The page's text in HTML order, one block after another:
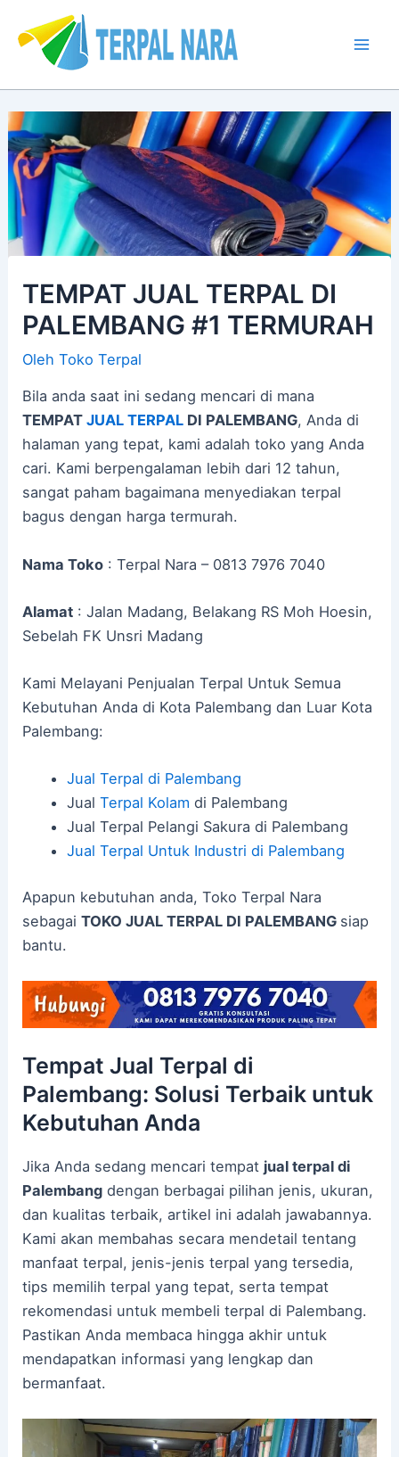
konten
TEMPAT JUAL TERPAL DI
PALEMBANG #1 TERMURAH
OlehToko Terpal
Bila anda saat ini sedang mencari di mana
TEMPATJUAL TERPAL DI PALEMBANG, Anda di
halaman yang tepat, kami adalah toko yang Anda
cari. Kami berpengalaman lebih dari 12 tahun,
sangat paham bagaimana menyediakan terpal
bagus dengan harga termurah.
Nama Toko : Terpal Nara – 0813 7976 7040
Alamat : Jalan Madang, Belakang RS Moh Hoesin,
Sebelah FK Unsri Madang
Kami Melayani Penjualan Terpal Untuk Semua
Kebutuhan Anda di Kota Palembang dan Luar Kota
Palembang:
Jual Terpal di Palembang
Jual Terpal Kolam di Palembang
Jual Terpal Pelangi Sakura di Palembang
Jual Terpal Untuk Industri di Palembang
Apapun kebutuhan anda, Toko Terpal Nara
sebagaiTOKO JUAL TERPAL DI PALEMBANG siap
bantu.
Tempat Jual Terpal di
Palembang: Solusi Terbaik untuk
Kebutuhan Anda
Jika Anda sedang mencari tempat jual terpal di
Palembang dengan berbagai pilihan jenis, ukuran,
dan kualitas terbaik, artikel ini adalah jawabannya.
Kami akan membahas secara mendetail tentang
manfaat terpal, jenis-jenis terpal yang tersedia,
tips memilih terpal yang tepat, serta tempat
rekomendasi untuk membeli terpal di Palembang.
Pastikan Anda membaca hingga akhir untuk
mendapatkan informasi yang lengkap dan
bermanfaat.
navigation